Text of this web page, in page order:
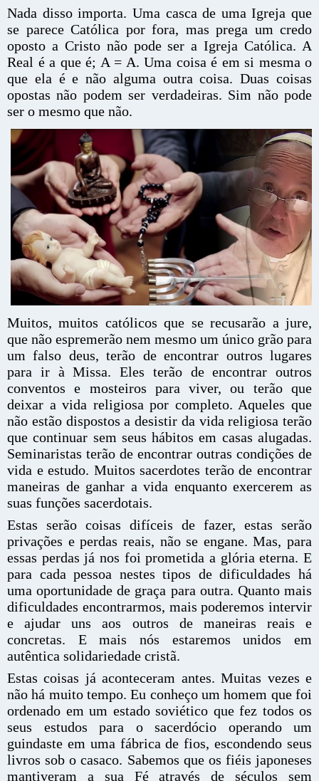
Nada disso importa. Uma casca de uma Igreja que
se parece Católica por fora, mas prega um credo
oposto a Cristo não pode ser a Igreja Católica. A
Real é a que é; A = A. Uma coisa é em si mesma o
que ela é e não alguma outra coisa. Duas coisas
opostas não podem ser verdadeiras. Sim não pode
ser o mesmo que não.
Muitos, muitos católicos que se recusarão a jure,
que não espremerão nem mesmo um único grão para
um falso deus, terão de encontrar outros lugares
para ir à Missa. Eles terão de encontrar outros
conventos e mosteiros para viver, ou terão que
deixar a vida religiosa por completo. Aqueles que
não estão dispostos a desistir da vida religiosa terão
que continuar sem seus hábitos em casas alugadas.
Seminaristas terão de encontrar outras condições de
vida e estudo. Muitos sacerdotes terão de encontrar
maneiras de ganhar a vida enquanto exercerem as
suas funções sacerdotais.
Estas serão coisas difíceis de fazer, estas serão
privações e perdas reais, não se engane. Mas, para
essas perdas já nos foi prometida a glória eterna. E
para cada pessoa nestes tipos de dificuldades há
uma oportunidade de graça para outra. Quanto mais
dificuldades encontrarmos, mais poderemos intervir
e ajudar uns aos outros de maneiras reais e
concretas. E mais nós estaremos unidos em
autêntica solidariedade cristã.
Estas coisas já aconteceram antes. Muitas vezes e
não há muito tempo. Eu conheço um homem que foi
ordenado em um estado soviético que fez todos os
seus estudos para o sacerdócio operando um
guindaste em uma fábrica de fios, escondendo seus
livros sob o casaco. Sabemos que os fiéis japoneses
mantiveram a sua Fé através de séculos sem